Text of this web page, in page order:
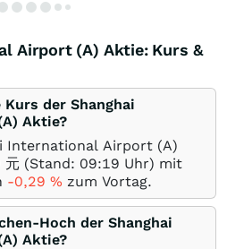
Airport (A) Aktie: Kurs &
der Shanghai
Aktie?
International Airport (A)
元 (Stand: 09:19 Uhr) mit
-0,29 % zum Vortag.
Hoch der Shanghai
Aktie?